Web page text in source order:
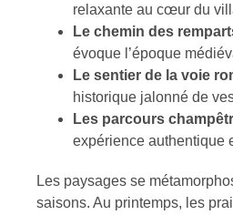
relaxante au cœur du
Le chemin des
évoque l’époque
Le sentier de la voie
historique jalonné de
Les parcours
expérience authentique
Les paysages se
saisons. Au printemps, les